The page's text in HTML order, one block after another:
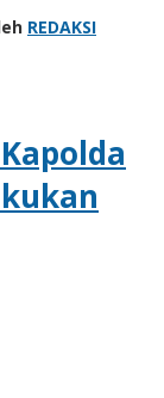
REDAKSI